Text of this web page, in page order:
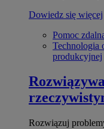
Dowiedz się więcej
Pomoc
Technologia
produkcyjnej
Rozwiązuj